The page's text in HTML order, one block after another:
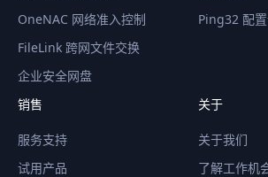
OneNAC 网络准入控制
FileLink 跨网文件交换
企业安全网盘
Ping32 配
销售
服务支持
试用产品
关于
关于我们
了解工作机